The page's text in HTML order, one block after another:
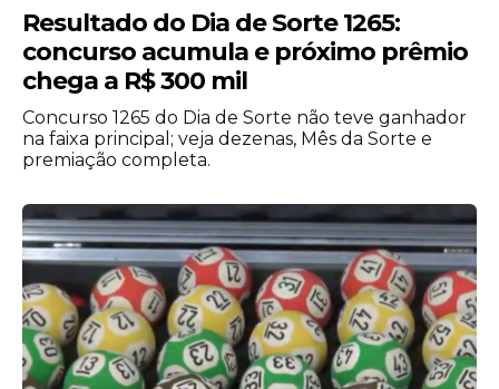
Resultado do Dia de Sorte 1265:
concurso acumula e próximo prêmio
chega a R$ 300 mil
Concurso 1265 do Dia de Sorte não teve ganhador
na faixa principal; veja dezenas, Mês da Sorte e
premiação completa.